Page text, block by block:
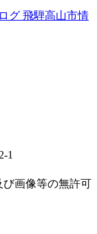
1
画像等の無許可